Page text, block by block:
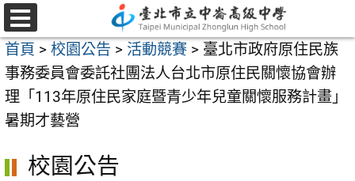
跳
至
主
要
內
容
選
單
首頁 > 校園公告 > 活動競賽 > 臺北市政府原住民族
事務委員會委託社團法人台北市原住民關懷協會辦
理「113年原住民家庭暨青少年兒童關懷服務計畫」
暑期才藝營
校園公告